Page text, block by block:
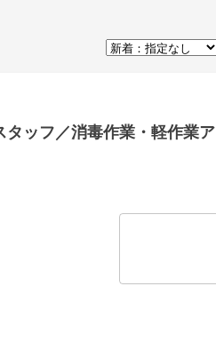
タッフ／消毒作業・軽作業ア